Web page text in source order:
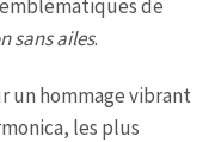
de
sans ailes.
un hommage vibrant
les plus